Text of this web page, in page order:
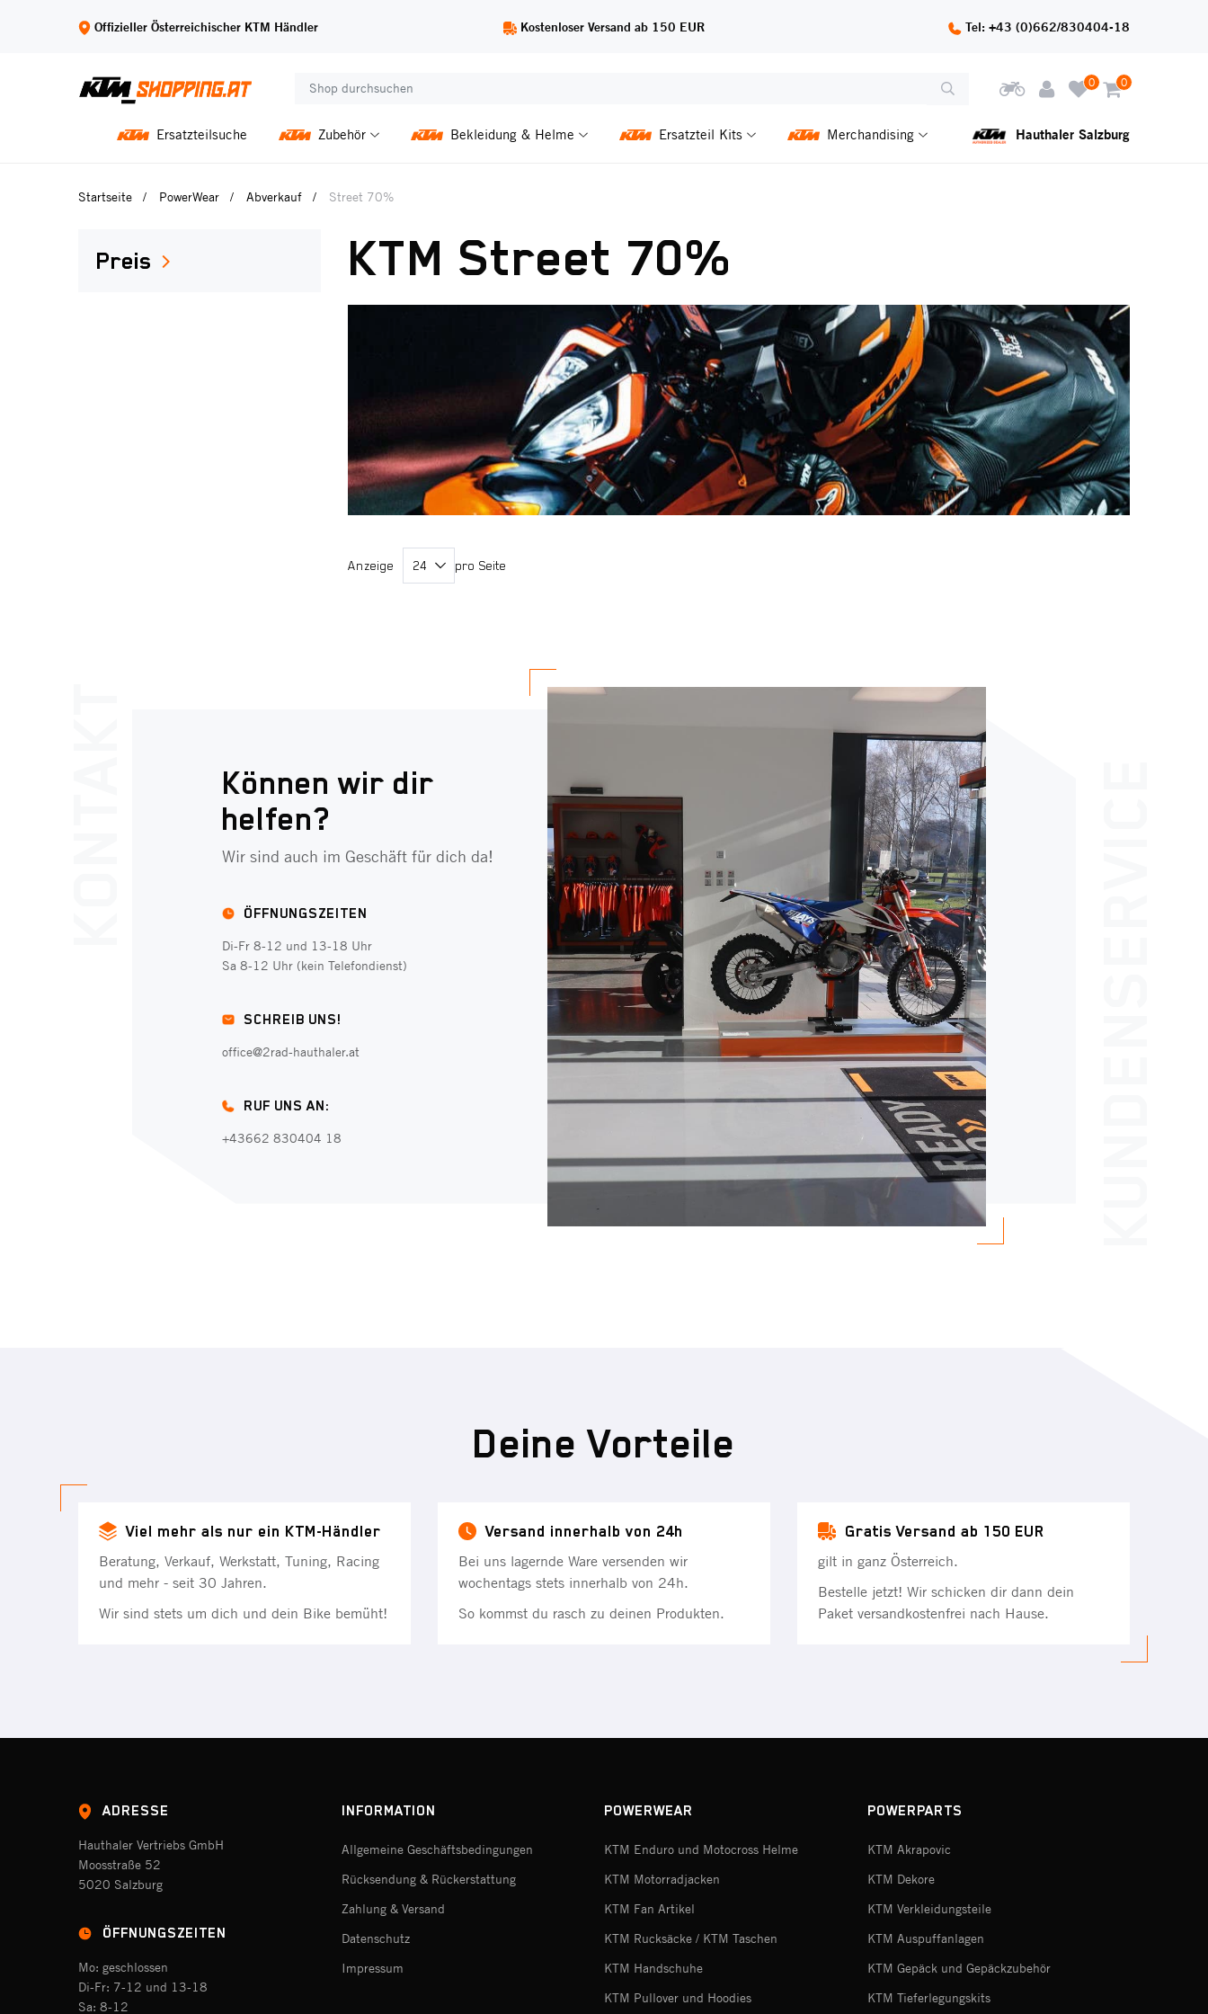
Offizieller Österreichischer KTM Händler Kostenloser Versand ab 150 EUR Tel: +43 (0)662/830404-18
0 0
Ersatzteilsuche Zubehör Bekleidung & Helme Ersatzteil Kits Merchandising Hauthaler Salzburg
Startseite PowerWear Abverkauf Street 70%
Preis KTM Street 70%
Anzeige pro Seite
Können wir dir
helfen?
Wir sind auch im Geschäft für dich da!
ÖFFNUNGSZEITEN
Di-Fr 8-12 und 13-18 Uhr
Sa 8-12 Uhr (kein Telefondienst)
SCHREIB UNS!
office@2rad-hauthaler.at
RUF UNS AN:
+43662 830404 18
Deine Vorteile
Viel mehr als nur ein KTM-Händler
Beratung, Verkauf, Werkstatt, Tuning, Racing
und mehr - seit 30 Jahren.
Wir sind stets um dich und dein Bike bemüht!
Versand innerhalb von 24h
Bei uns lagernde Ware versenden wir
wochentags stets innerhalb von 24h.
So kommst du rasch zu deinen Produkten.
Gratis Versand ab 150 EUR
gilt in ganz Österreich.
Bestelle jetzt! Wir schicken dir dann dein
Paket versandkostenfrei nach Hause.
ADRESSE
Hauthaler Vertriebs GmbH
Moosstraße 52
5020 Salzburg
ÖFFNUNGSZEITEN
Mo: geschlossen
Di-Fr: 7-12 und 13-18
Sa: 8-12
INFORMATION
Allgemeine Geschäftsbedingungen
Rücksendung & Rückerstattung
Zahlung & Versand
Datenschutz
Impressum
POWERWEAR
KTM Enduro und Motocross Helme
KTM Motorradjacken
KTM Fan Artikel
KTM Rucksäcke / KTM Taschen
KTM Handschuhe
KTM Pullover und Hoodies
POWERPARTS
KTM Akrapovic
KTM Dekore
KTM Verkleidungsteile
KTM Auspuffanlagen
KTM Gepäck und Gepäckzubehör
KTM Tieferlegungskits